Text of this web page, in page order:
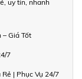
uy tín, nhanh
– Giá Tốt
7
| Phục Vụ 24/7